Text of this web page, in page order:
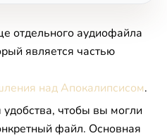
отдельного аудиофайла
является частью
над Апокалипсисом.
чтобы вы могли
файл. Основная